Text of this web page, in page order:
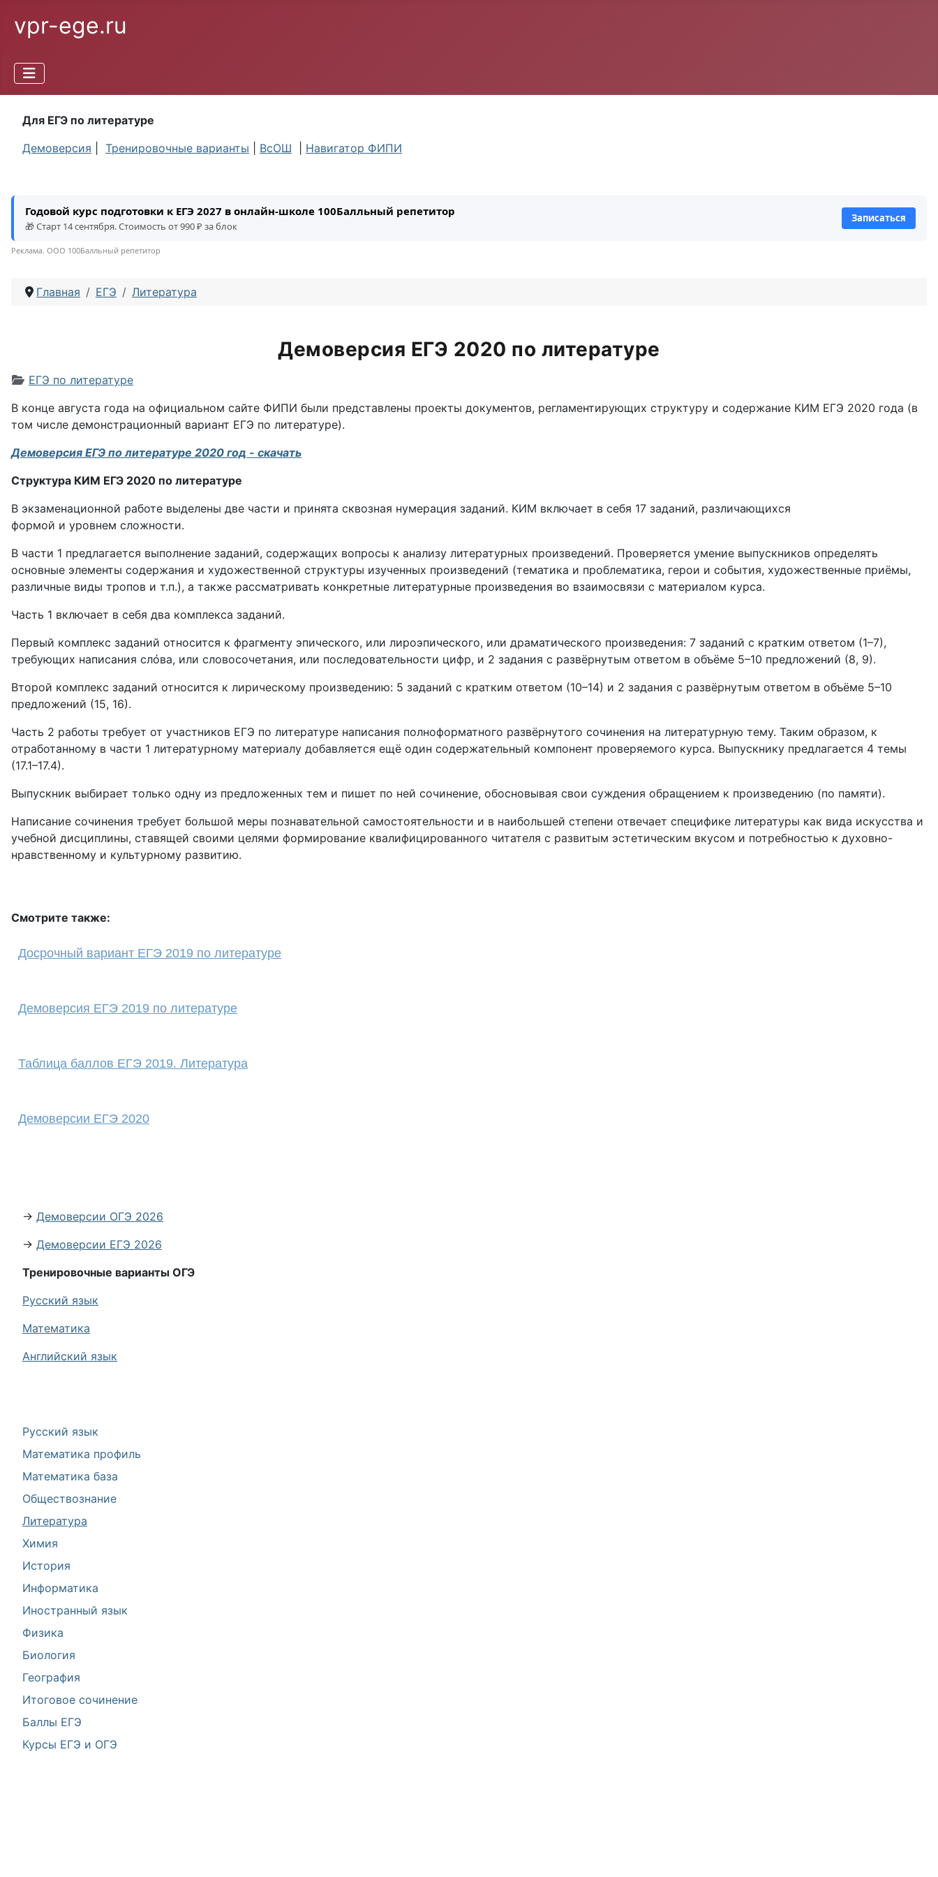
vpr-ege.ru
Для ЕГЭ по литературе
Демоверсия
Тренировочные варианты ВсОШ Навигатор ФИПИ
Русский язык
Математика профиль
Математика база
Обществознание
Литература
Химия
История
Информатика
Иностранный язык
Физика
Биология
География
Итоговое сочинение
Баллы ЕГЭ
Курсы ЕГЭ и ОГЭ
Годовой курс подготовки к ЕГЭ 2027 в онлайн-школе 100Балльный репетитор
🎁 Старт 14 сентября. Стоимость от 990 ₽ за блок
Записаться
Реклама. ООО 100Балльный репетитор
Главная ЕГЭ Литература
Демоверсия ЕГЭ 2020 по литературе
Информация о материале
ЕГЭ по литературе
В конце августа года на официальном сайте ФИПИ были представлены проекты документов, регламентирующих структуру и содержание КИМ ЕГЭ 2020 года (в
том числе демонстрационный вариант ЕГЭ по литературе).
Демоверсия ЕГЭ по литературе 2020 год - скачать
Структура КИМ ЕГЭ 2020 по литературе
В экзаменационной работе выделены две части и принята сквозная нумерация заданий. КИМ включает в себя 17 заданий, различающихся
формой и уровнем сложности.
В части 1 предлагается выполнение заданий, содержащих вопросы к анализу литературных произведений. Проверяется умение выпускников определять
основные элементы содержания и художественной структуры изученных произведений (тематика и проблематика, герои и события, художественные приёмы,
различные виды тропов и т.п.), а также рассматривать конкретные литературные произведения во взаимосвязи с материалом курса.
Часть 1 включает в себя два комплекса заданий.
Первый комплекс заданий относится к фрагменту эпического, или лироэпического, или драматического произведения: 7 заданий с кратким ответом (1–7),
требующих написания слóва, или словосочетания, или последовательности цифр, и 2 задания с развёрнутым ответом в объёме 5–10 предложений (8, 9).
Второй комплекс заданий относится к лирическому произведению: 5 заданий с кратким ответом (10–14) и 2 задания с развёрнутым ответом в объёме 5–10
предложений (15, 16).
Часть 2 работы требует от участников ЕГЭ по литературе написания полноформатного развёрнутого сочинения на литературную тему. Таким образом, к
отработанному в части 1 литературному материалу добавляется ещё один содержательный компонент проверяемого курса. Выпускнику предлагается 4 темы
(17.1–17.4).
Выпускник выбирает только одну из предложенных тем и пишет по ней сочинение, обосновывая свои суждения обращением к произведению (по памяти).
Написание сочинения требует большой меры познавательной самостоятельности и в наибольшей степени отвечает специфике литературы как вида искусства и
учебной дисциплины, ставящей своими целями формирование квалифицированного читателя с развитым эстетическим вкусом и потребностью к духовно-
нравственному и культурному развитию.
Смотрите также:
Досрочный вариант ЕГЭ 2019 по литературе
Демоверсия ЕГЭ 2019 по литературе
Таблица баллов ЕГЭ 2019. Литература
Демоверсии ЕГЭ 2020
→ Демоверсии ОГЭ 2026
→ Демоверсии ЕГЭ 2026
Тренировочные варианты ОГЭ
Русский язык
Математика
Английский язык